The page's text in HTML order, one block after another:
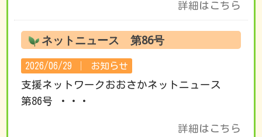
詳細はこちら
ネットニュース 第86号
2026/06/29 │ お知らせ
支援ネットワークおおさかネットニュース
第86号 ・・・
詳細はこちら